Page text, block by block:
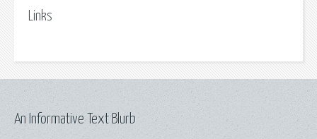
Links
An Informative Text Blurb